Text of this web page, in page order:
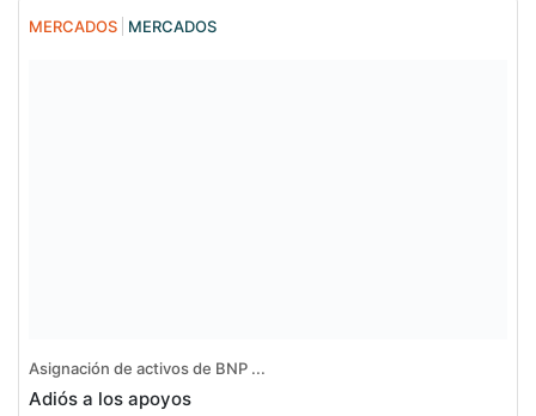
MERCADOS MERCADOS
Asignación de activos de BNP ...
Adiós a los apoyos